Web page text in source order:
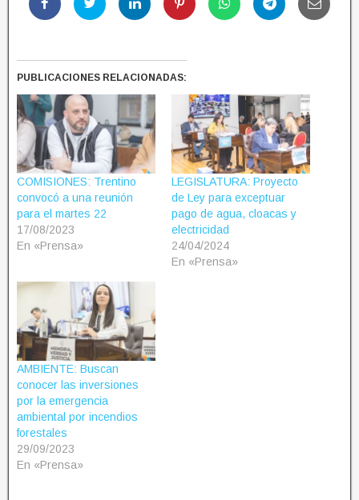
PUBLICACIONES RELACIONADAS:
COMISIONES: Trentino
convocó a una reunión
para el martes 22
17/08/2023
En «Prensa»
LEGISLATURA: Proyecto
de Ley para exceptuar
pago de agua, cloacas y
electricidad
24/04/2024
En «Prensa»
AMBIENTE: Buscan
conocer las inversiones
por la emergencia
ambiental por incendios
forestales
29/09/2023
En «Prensa»